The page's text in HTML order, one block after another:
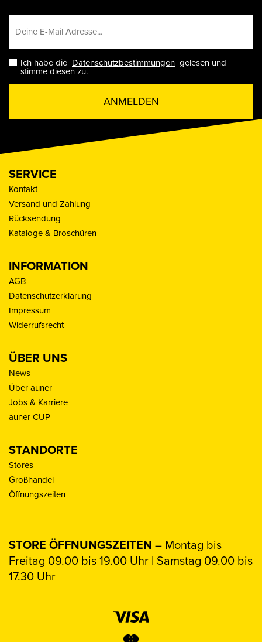
Ich habe die Datenschutzbestimmungen gelesen und
stimme diesen zu.
ANMELDEN
SERVICE
Kontakt
Versand und Zahlung
Rücksendung
Kataloge & Broschüren
INFORMATION
AGB
Datenschutzerklärung
Impressum
Widerrufsrecht
ÜBER UNS
News
Über auner
Jobs & Karriere
auner CUP
STANDORTE
Stores
Großhandel
Öffnungszeiten
STORE ÖFFNUNGSZEITEN – Montag bis
Freitag 09.00 bis 19.00 Uhr | Samstag 09.00 bis
17.30 Uhr